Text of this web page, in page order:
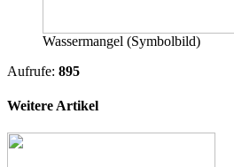
Wassermangel (Symbolbild)
Aufrufe: 895
Weitere Artikel